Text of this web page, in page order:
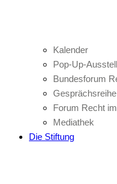
Kalender
Pop-Up-
Bundesforum
Forum Recht
Mediathek
Die Stiftung